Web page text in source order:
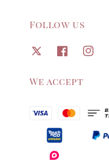
Follow us
We accept